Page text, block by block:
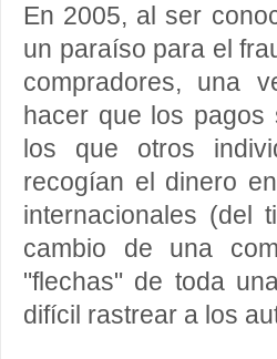
En 2005, al ser
un paraíso para el
compradores, una
hacer que los
los que otros
recogían el dinero
internacionales (del
cambio de una
"flechas" de toda
difícil rastrear a los